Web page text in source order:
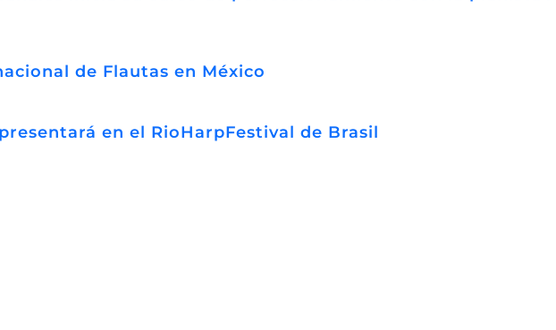
de Flautas en México
en el RioHarpFestival de Brasil